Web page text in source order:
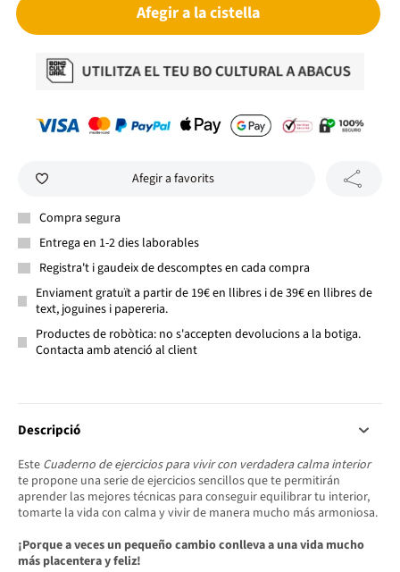
Afegir a la cistella
Afegir a favorits
Compra segura
Entrega en 1-2 dies laborables
Registra't i gaudeix de descomptes en cada compra
Enviament gratuït a partir de 19€ en llibres i de 39€ en llibres de
text, joguines i papereria.
Productes de robòtica: no s'accepten devolucions a la botiga.
Contacta amb atenció al client
Descripció
Este Cuaderno de ejercicios para vivir con verdadera calma interior
te propone una serie de ejercicios sencillos que te permitirán
aprender las mejores técnicas para conseguir equilibrar tu interior,
tomarte la vida con calma y vivir de manera mucho más armoniosa.
¡Porque a veces un pequeño cambio conlleva a una vida mucho
más placentera y feliz!